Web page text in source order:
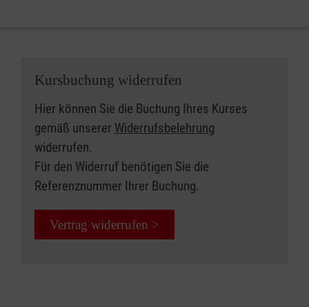
Kursbuchung widerrufen
Hier können Sie die Buchung Ihres Kurses
gemäß unserer Widerrufsbelehrung
widerrufen.
Für den Widerruf benötigen Sie die
Referenznummer Ihrer Buchung.
Vertrag widerrufen >